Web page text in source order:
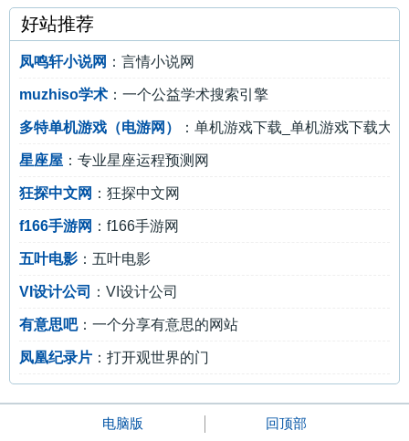
好站推荐
凤鸣轩小说网 ：言情小说网
muzhiso学术 ：一个公益学术搜索引擎
多特单机游戏（电游网） ：单机游戏下载_单机游戏下载大
星座屋 ：专业星座运程预测网
狂探中文网 ：狂探中文网
f166手游网 ：f166手游网
五叶电影 ：五叶电影
VI设计公司 ：VI设计公司
有意思吧：一个分享有意思的网站
凤凰纪录片 ：打开观世界的门
电脑版 回顶部